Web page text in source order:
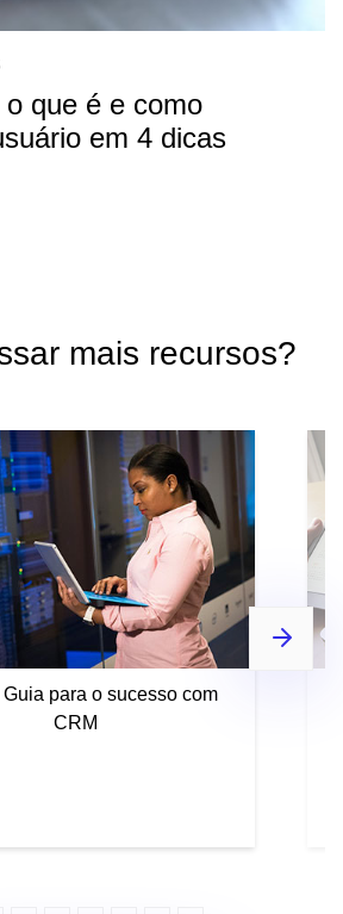
que é e como
em 4 dicas
mais recursos?
Guia para o sucesso com
CRM